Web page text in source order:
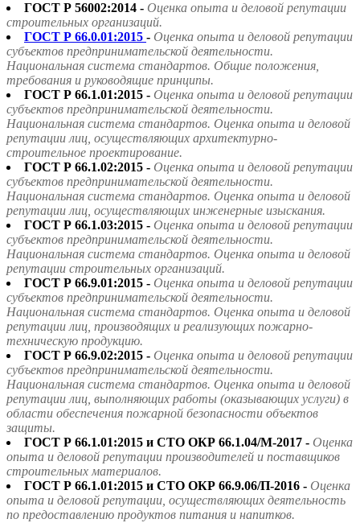
ГОСТ Р 56002:2014 - Оценка опыта и деловой репутации
строительных организаций.
ГОСТ Р 66.0.01:2015 - Оценка опыта и деловой репутации
субъектов предпринимательской деятельности.
Национальная система стандартов. Общие положения,
требования и руководящие принципы.
ГОСТ Р 66.1.01:2015 - Оценка опыта и деловой репутации
субъектов предпринимательской деятельности.
Национальная система стандартов. Оценка опыта и деловой
репутации лиц, осуществляющих архитектурно-
строительное проектирование.
ГОСТ Р 66.1.02:2015 - Оценка опыта и деловой репутации
субъектов предпринимательской деятельности.
Национальная система стандартов. Оценка опыта и деловой
репутации лиц, осуществляющих инженерные изыскания.
ГОСТ Р 66.1.03:2015 - Оценка опыта и деловой репутации
субъектов предпринимательской деятельности.
Национальная система стандартов. Оценка опыта и деловой
репутации строительных организаций.
ГОСТ Р 66.9.01:2015 - Оценка опыта и деловой репутации
субъектов предпринимательской деятельности.
Национальная система стандартов. Оценка опыта и деловой
репутации лиц, производящих и реализующих пожарно-
техническую продукцию.
ГОСТ Р 66.9.02:2015 - Оценка опыта и деловой репутации
субъектов предпринимательской деятельности.
Национальная система стандартов. Оценка опыта и деловой
репутации лиц, выполняющих работы (оказывающих услуги) в
области обеспечения пожарной безопасности объектов
защиты.
ГОСТ Р 66.1.01:2015 и СТО ОКР 66.1.04/М-2017 - Оценка
опыта и деловой репутации производителей и поставщиков
строительных материалов.
ГОСТ Р 66.1.01:2015 и СТО ОКР 66.9.06/П-2016 - Оценка
опыта и деловой репутации, осуществляющих деятельность
по предоставлению продуктов питания и напитков.